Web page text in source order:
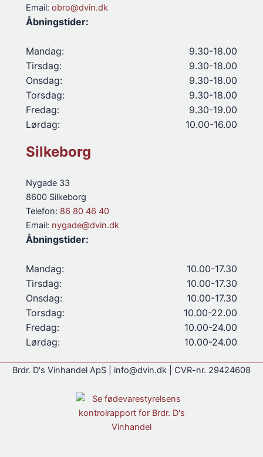
Email: obro@dvin.dk
Åbningstider:
Mandag:
9.30-18.00
Tirsdag:
9.30-18.00
Onsdag:
9.30-18.00
Torsdag:
9.30-18.00
Fredag:
9.30-19.00
Lørdag:
10.00-16.00
Silkeborg
Nygade 33
8600 Silkeborg
Telefon: 86 80 46 40
Email: nygade@dvin.dk
Åbningstider:
Mandag:
10.00-17.30
Tirsdag:
10.00-17.30
Onsdag:
10.00-17.30
Torsdag:
10.00-22.00
Fredag:
10.00-24.00
Lørdag:
10.00-24.00
Brdr. D's Vinhandel ApS | info@dvin.dk | CVR-nr. 29424608